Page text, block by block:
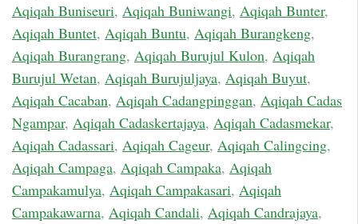
Aqiqah Buniseuri, Aqiqah Buniwangi, Aqiqah Bunter,
Aqiqah Buntet, Aqiqah Buntu, Aqiqah Burangkeng,
Aqiqah Burangrang, Aqiqah Burujul Kulon, Aqiqah
Burujul Wetan, Aqiqah Burujuljaya, Aqiqah Buyut,
Aqiqah Cacaban, Aqiqah Cadangpinggan, Aqiqah Cadas
Ngampar, Aqiqah Cadaskertajaya, Aqiqah Cadasmekar,
Aqiqah Cadassari, Aqiqah Cageur, Aqiqah Calingcing,
Aqiqah Campaga, Aqiqah Campaka, Aqiqah
Campakamulya, Aqiqah Campakasari, Aqiqah
Campakawarna, Aqiqah Candali, Aqiqah Candrajaya,